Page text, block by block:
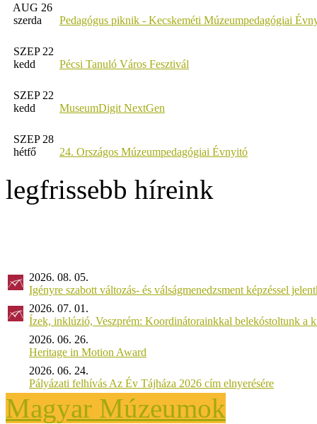
AUG 26
szerda
Pedagógus piknik - Kecskeméti Múzeumpedagógiai
SZEP 22
kedd
Pécsi Tanuló Város Fesztivál
SZEP 22
kedd
MuseumDigit NextGen
SZEP 28
hétfő
24. Országos Múzeumpedagógiai Évnyitó
legfrissebb híreink
2026. 08. 05.
Igényre szabott változás- és válságmenedzsment képzéssel
2026. 07. 01.
Ízek, inklúzió, Veszprém: Koordinátorainkkal belekóstoltunk a
2026. 06. 26.
Heritage in Motion Award
2026. 06. 24.
Pályázati felhívás Az Év Tájháza 2026 cím elnyerésére
Magyar Múzeumok